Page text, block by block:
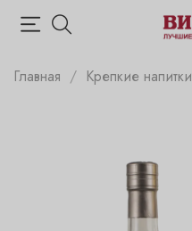
Главная Крепкие напитки